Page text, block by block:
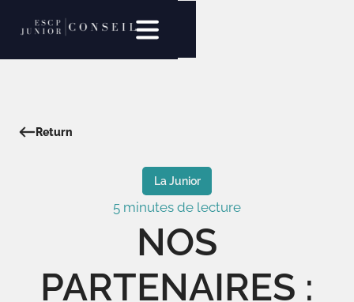
Return
La Junior
5 minutes de lecture
NOS
PARTENAIRES :